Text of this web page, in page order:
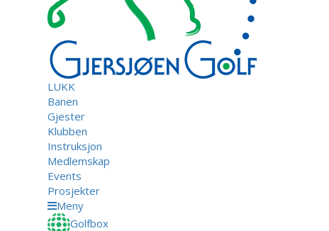
LUKK
Banen
Gjester
Klubben
Instruksjon
Medlemskap
Events
Prosjekter
Meny
Golfbox